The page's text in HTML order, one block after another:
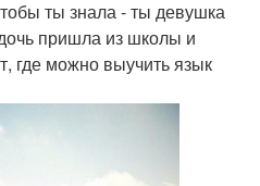
ты знала - ты девушка
пришла из школы и
где можно выучить язык